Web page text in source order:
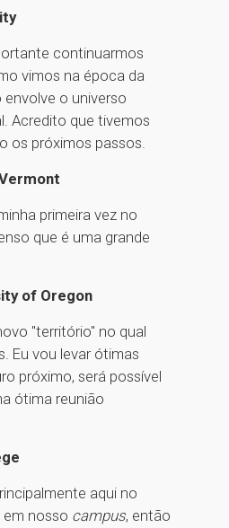
continuarmos
vimos na época da
o universo
Acredito que tivemos
os próximos passos.
primeira vez no
que é uma grande
of Oregon
"território" no qual
Eu vou levar ótimas
próximo, será possível
ótima reunião
aqui no
nosso campus, então